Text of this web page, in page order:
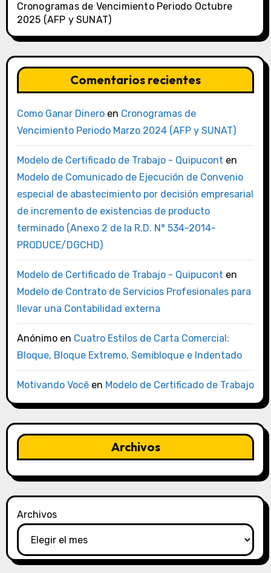
Cronogramas de Vencimiento Periodo Octubre
2025 (AFP y SUNAT)
Comentarios recientes
Como Ganar Dineroen Cronogramas de
Vencimiento Periodo Marzo 2024 (AFP y SUNAT)
Modelo de Certificado de Trabajo - Quipucont en
Modelo de Comunicado de Ejecución de Convenio
especial de abastecimiento por decisión empresarial
de incremento de existencias de producto
terminado (Anexo 2 de la R.D. N° 534-2014-
PRODUCE/DGCHD)
Modelo de Certificado de Trabajo - Quipucont en
Modelo de Contrato de Servicios Profesionales para
llevar una Contabilidad externa
Anónimoen Cuatro Estilos de Carta Comercial:
Bloque, Bloque Extremo, Semibloque e Indentado
Motivando Vocêen Modelo de Certificado de Trabajo
Archivos
Archivos